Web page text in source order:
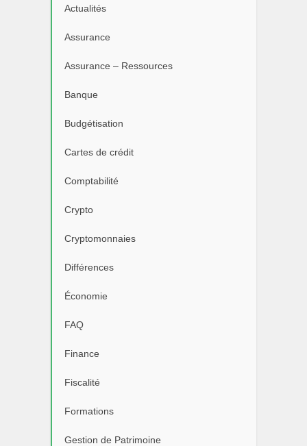
Actualités
Assurance
Assurance – Ressources
Banque
Budgétisation
Cartes de crédit
Comptabilité
Crypto
Cryptomonnaies
Différences
Économie
FAQ
Finance
Fiscalité
Formations
Gestion de Patrimoine